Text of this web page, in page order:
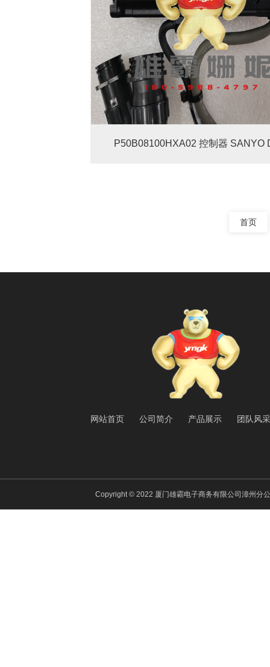
P50B08100HXA02 控制器 SANYO
首页
网站首页 公司简介 产品展示 团队风采
Copyright © 2022 厦门雄霸电子商务有限公司漳州分